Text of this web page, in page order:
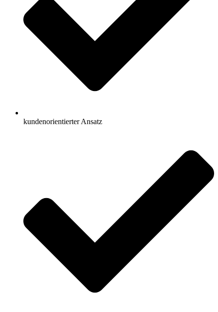
kundenorientierter Ansatz